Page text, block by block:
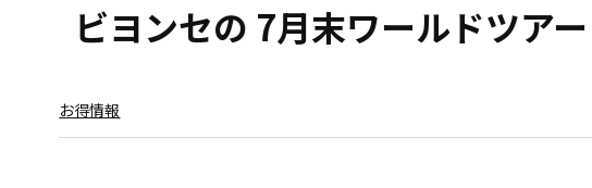
ビヨンセの 7月末ワールドツア
お得情報